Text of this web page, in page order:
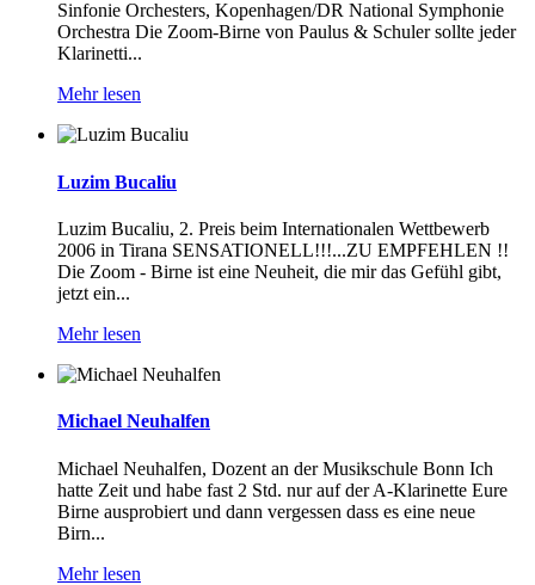
Sinfonie Orchesters, Kopenhagen/DR National Symphonie
Orchestra Die Zoom-Birne von Paulus & Schuler sollte jeder
Klarinetti...
Mehr lesen
Luzim Bucaliu
Luzim Bucaliu, 2. Preis beim Internationalen Wettbewerb
2006 in Tirana SENSATIONELL!!!...ZU EMPFEHLEN !!
Die Zoom - Birne ist eine Neuheit, die mir das Gefühl gibt,
jetzt ein...
Mehr lesen
Michael Neuhalfen
Michael Neuhalfen, Dozent an der Musikschule Bonn Ich
hatte Zeit und habe fast 2 Std. nur auf der A-Klarinette Eure
Birne ausprobiert und dann vergessen dass es eine neue
Birn...
Mehr lesen